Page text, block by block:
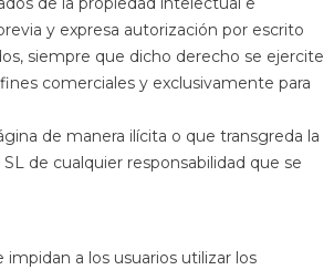
y expresa autorización por escrito
siempre que dicho derecho se ejercite
comerciales y exclusivamente para
de manera ilícita o que transgreda la
de cualquier responsabilidad que se
a los usuarios utilizar los